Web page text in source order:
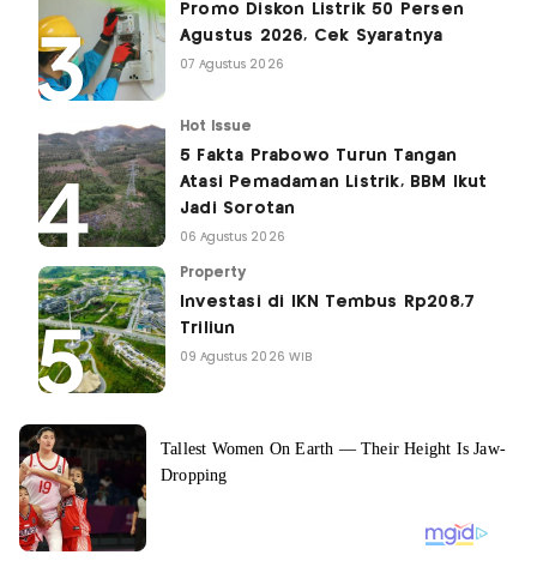
Promo Diskon Listrik 50 Persen
Agustus 2026, Cek Syaratnya
07 Agustus 2026
Hot Issue
5 Fakta Prabowo Turun Tangan
Atasi Pemadaman Listrik, BBM Ikut
Jadi Sorotan
06 Agustus 2026
Property
Investasi di IKN Tembus Rp208,7
Triliun
09 Agustus 2026 WIB